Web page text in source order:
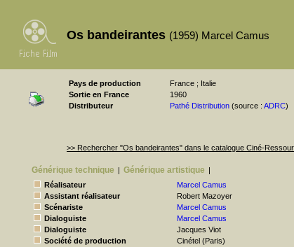
Os bandeirantes (1959) Marcel Camus
Pays de production
France ; Italie
Sortie en France
1960
Distributeur
Pathé Distribution (source : ADRC)
>> Rechercher "Os bandeirantes" dans le catalogue Ciné-
Générique technique | Générique artistique |
Réalisateur
Marcel Camus
Assistant réalisateur
Robert Mazoyer
Scénariste
Marcel Camus
Dialoguiste
Marcel Camus
Dialoguiste
Jacques Viot
Société de production
Cinétel (Paris)